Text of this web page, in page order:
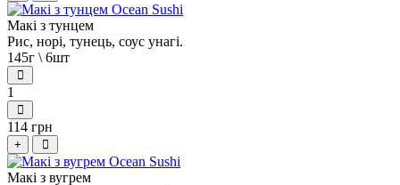
Макі з тунцем
Рис, норі, тунець, соус унагі.
145г \ 6шт
1
114 грн
+
Макі з вугрем